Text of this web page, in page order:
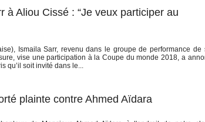
à Aliou Cissé : “Je veux participer au
Ismaila Sarr, revenu dans le groupe de performance de
vise une participation à la Coupe du monde 2018, a
qu’il soit invité dans le...
plainte contre Ahmed Aïdara